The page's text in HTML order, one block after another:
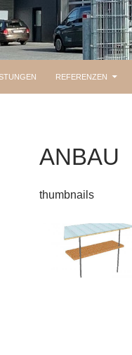
REFERENZEN
ANBAU
thumbnails